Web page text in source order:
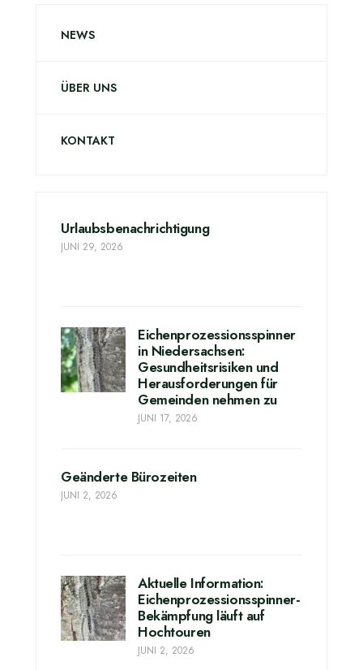
NEWS
ÜBER UNS
KONTAKT
Urlaubsbenachrichtigung
JUNI 29, 2026
Eichenprozessionsspinner
in Niedersachsen:
Gesundheitsrisiken und
Herausforderungen für
Gemeinden nehmen zu
JUNI 17, 2026
Geänderte Bürozeiten
JUNI 2, 2026
Aktuelle Information:
Eichenprozessionsspinner-
Bekämpfung läuft auf
Hochtouren
JUNI 2, 2026